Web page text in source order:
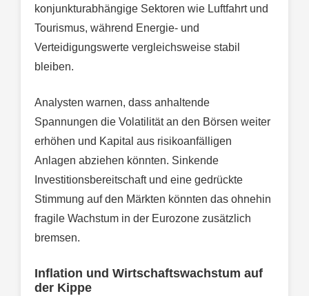
konjunkturabhängige Sektoren wie Luftfahrt und
Tourismus, während Energie- und
Verteidigungswerte vergleichsweise stabil
bleiben.
Analysten warnen, dass anhaltende
Spannungen die Volatilität an den Börsen weiter
erhöhen und Kapital aus risikoanfälligen
Anlagen abziehen könnten. Sinkende
Investitionsbereitschaft und eine gedrückte
Stimmung auf den Märkten könnten das ohnehin
fragile Wachstum in der Eurozone zusätzlich
bremsen.
Inflation und Wirtschaftswachstum auf
der Kippe